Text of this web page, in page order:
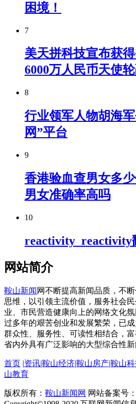
困境！
7
美天拼科技宣布获
6000万人民币天使
8
行业领军人物胡海
网”平台
9
香港验血查男女多
男女准确率高吗
10
reactivity_reactivity
网站简介
鞍山新闻 网不断提高新闻品质，不
思维，以引领主流价值，服务社会
业、市民营造健康向上的网络文化
过多年的艰苦创业和发展繁荣，已
群众性、服务性、可读性相结合，
省内外具有广泛影响的大型综合性新
首页 |资讯|鞍山经济|鞍山房产|鞍山
山教育
版权所有： 鞍山新闻网 网站备案号